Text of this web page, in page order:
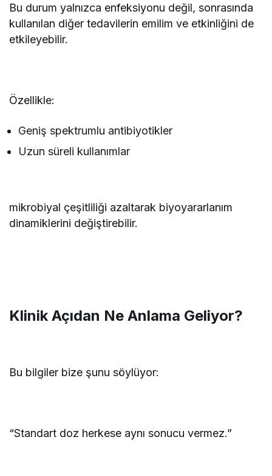
Bu durum yalnızca enfeksiyonu değil, sonrasında
kullanılan diğer tedavilerin emilim ve etkinliğini de
etkileyebilir.
Özellikle:
Geniş spektrumlu antibiyotikler
Uzun süreli kullanımlar
mikrobiyal çeşitliliği azaltarak biyoyararlanım
dinamiklerini değiştirebilir.
Klinik Açıdan Ne Anlama Geliyor?
Bu bilgiler bize şunu söylüyor:
“Standart doz herkese aynı sonucu vermez.”